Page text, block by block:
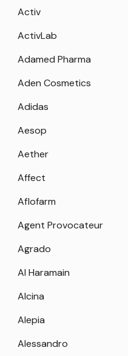
Activ
ActivLab
Adamed Pharma
Aden Cosmetics
Adidas
Aesop
Aether
Affect
Aflofarm
Agent Provocateur
Agrado
Al Haramain
Alcina
Alepia
Alessandro